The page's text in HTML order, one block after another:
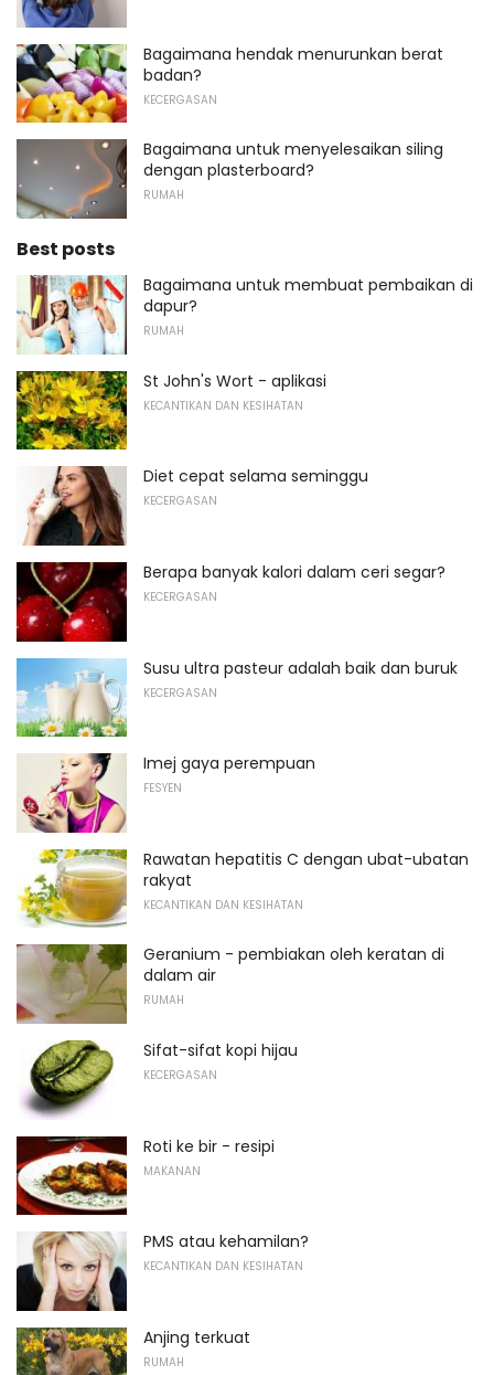
Bagaimana hendak menurunkan berat
badan?
KECERGASAN
Bagaimana untuk menyelesaikan siling
dengan plasterboard?
RUMAH
Best posts
Bagaimana untuk membuat pembaikan di
dapur?
RUMAH
St John's Wort - aplikasi
KECANTIKAN DAN KESIHATAN
Diet cepat selama seminggu
KECERGASAN
Berapa banyak kalori dalam ceri segar?
KECERGASAN
Susu ultra pasteur adalah baik dan buruk
KECERGASAN
Imej gaya perempuan
FESYEN
Rawatan hepatitis C dengan ubat-ubatan
rakyat
KECANTIKAN DAN KESIHATAN
Geranium - pembiakan oleh keratan di
dalam air
RUMAH
Sifat-sifat kopi hijau
KECERGASAN
Roti ke bir - resipi
MAKANAN
PMS atau kehamilan?
KECANTIKAN DAN KESIHATAN
Anjing terkuat
RUMAH